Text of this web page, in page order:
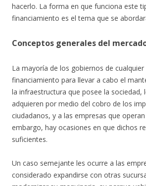
hacerlo. La forma en que funciona este
financiamiento es el tema que se
Conceptos generales del
La mayoría de los gobiernos de
financiamiento para llevar a cabo el
la infraestructura que posee la sociedad,
adquieren por medio del cobro de los
ciudadanos, y a las empresas que
embargo, hay ocasiones en que dichos
suficientes.
Un caso semejante les ocurre a las
considerado expandirse con otras